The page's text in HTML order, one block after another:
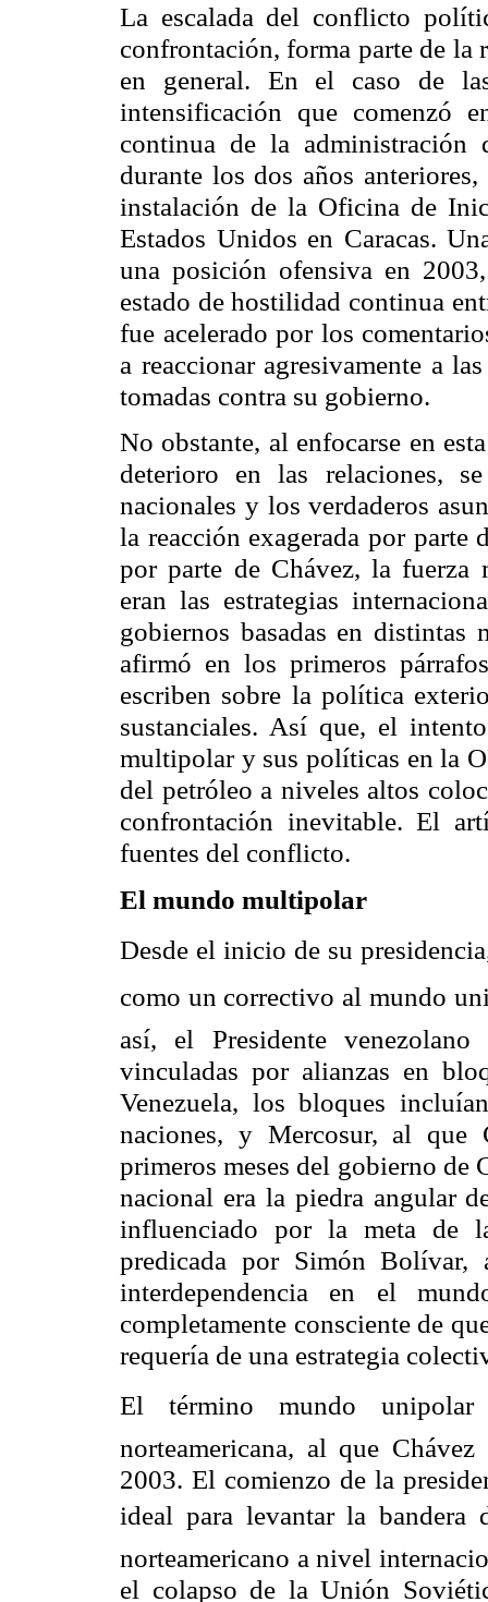
La escalada del conflicto
confrontación, forma parte de la
en general. En el caso de
intensificación que comenzó
continua de la administración
durante los dos años
instalación de la Oficina de
Estados Unidos en Caracas.
una posición ofensiva en
estado de hostilidad continua
fue acelerado por los
a reaccionar agresivamente a
tomadas contra su gobierno.
No obstante, al enfocarse en
deterioro en las relaciones,
nacionales y los verdaderos
la reacción exagerada por parte
por parte de Chávez, la
eran las estrategias
gobiernos basadas en distintas
afirmó en los primeros
escriben sobre la política
sustanciales. Así que, el
multipolar y sus políticas en la
del petróleo a niveles altos
confrontación inevitable. El
fuentes del conflicto.
El mundo multipolar
Desde el inicio de su
como un correctivo al mundo
así, el Presidente
vinculadas por alianzas en
Venezuela, los bloques
naciones, y Mercosur, al que
primeros meses del gobierno de
nacional era la piedra angular
influenciado por la meta de
predicada por Simón
interdependencia en el
completamente consciente de
requería de una estrategia
El término mundo
norteamericana, al que
2003. El comienzo de la
ideal para levantar la bandera
norteamericano a nivel
el colapso de la Unión